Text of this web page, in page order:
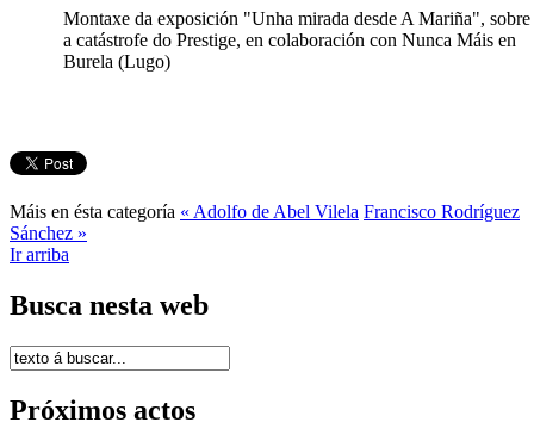
Montaxe da exposición "Unha mirada desde A Mariña", sobre
a catástrofe do Prestige, en colaboración con Nunca Máis en
Burela (Lugo)
Máis en ésta categoría « Adolfo de Abel Vilela Francisco Rodríguez
Sánchez »
Ir arriba
Busca nesta web
Próximos actos